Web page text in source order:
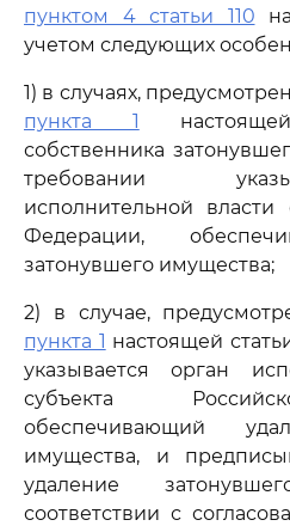
пунктом 4 статьи 110
учетом следующих
1) в случаях,
пункта 1
собственника
требовании
исполнительной власти
Федерации,
затонувшего имущества;
2) в случае,
пункта 1 настоящей
указывается орган
субъекта
обеспечивающий
имущества, и
удаление
соответствии с